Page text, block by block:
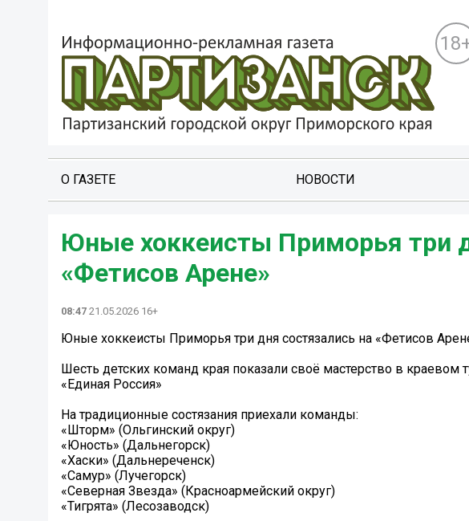
О ГАЗЕТЕ НОВОСТИ
Юные хоккеисты Приморья три
«Фетисов Арене»
08:47 21.05.2026 16+
Юные хоккеисты Приморья три дня состязались на «Фетисов
️Шесть детских команд края показали своё мастерство в краевом
«Единая Россия»
На традиционные состязания приехали команды:
«Шторм» (Ольгинский округ)
«Юность» (Дальнегорск)
«Хаски» (Дальнереченск)
«Самур» (Лучегорск)
«Северная Звезда» (Красноармейский округ)
«Тигрята» (Лесозаводск)